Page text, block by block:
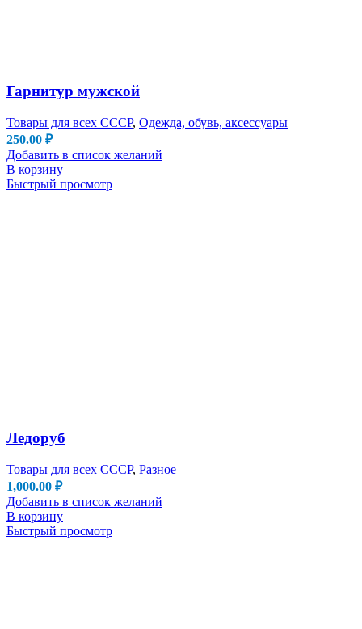
Гарнитур мужской
Товары для всех СССР, Одежда, обувь, аксессуары
250.00 ₽
Добавить в список желаний
В корзину
Быстрый просмотр
Ледоруб
Товары для всех СССР, Разное
1,000.00 ₽
Добавить в список желаний
В корзину
Быстрый просмотр